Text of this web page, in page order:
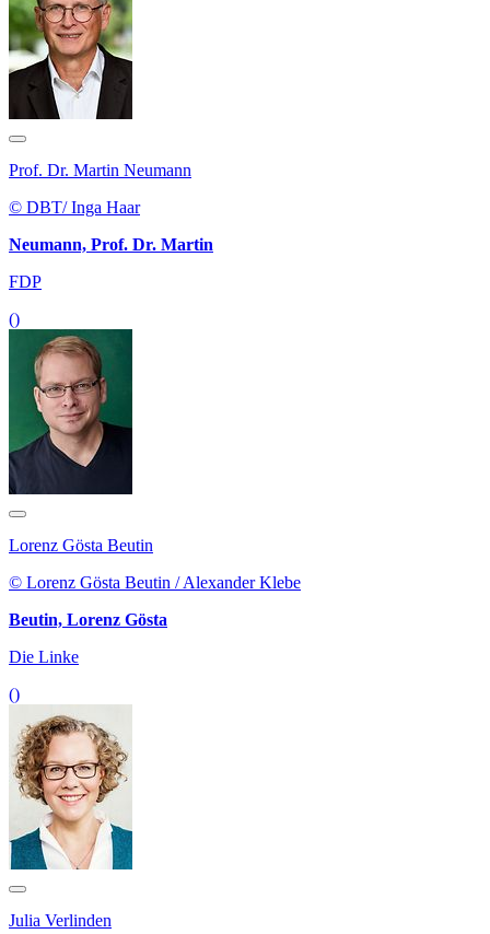
Prof. Dr. Martin Neumann
© DBT/ Inga Haar
Neumann, Prof. Dr. Martin
FDP
()
Lorenz Gösta Beutin
© Lorenz Gösta Beutin / Alexander Klebe
Beutin, Lorenz Gösta
Die Linke
()
Julia Verlinden